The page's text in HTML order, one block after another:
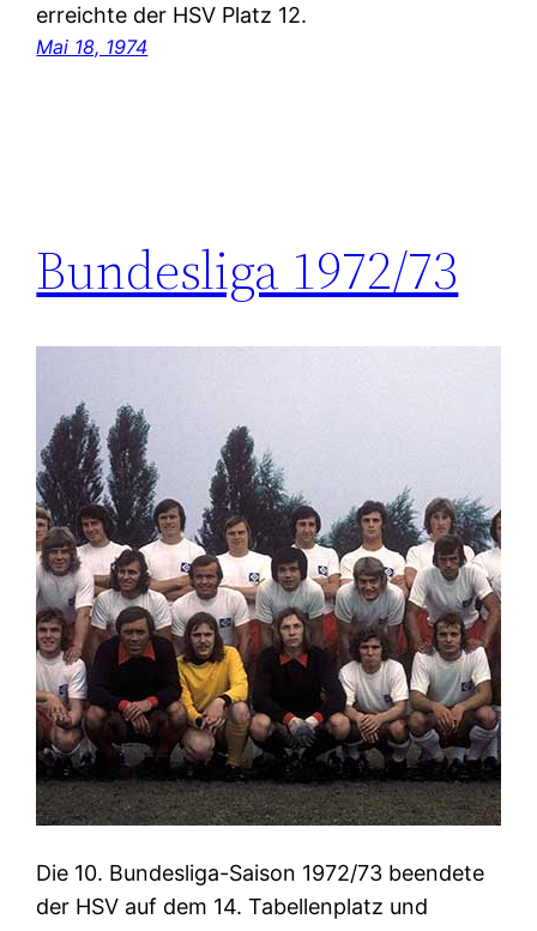
erreichte der HSV Platz 12.
Mai 18, 1974
Bundesliga 1972/73
Die 10. Bundesliga-Saison 1972/73 beendete
der HSV auf dem 14. Tabellenplatz und